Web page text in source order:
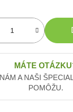
MÁTE
A NAŠI
POMÔŽU.